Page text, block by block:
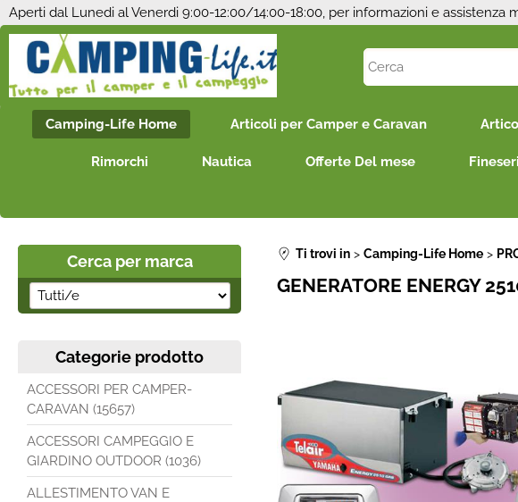
Aperti dal Lunedi al Venerdi 9:00-12:00/14:00-18:00, per informazioni e assistenza
Camping-Life Home Articoli per Camper e Caravan
Rimorchi Nautica Offerte Del mese
Cerca per marca
Categorie prodotto
ACCESSORI PER CAMPER-
CARAVAN (15657)
ACCESSORI CAMPEGGIO E
GIARDINO OUTDOOR (1036)
ALLESTIMENTO VAN E
Ti trovi in Camping-Life Home
GENERATORE ENERGY